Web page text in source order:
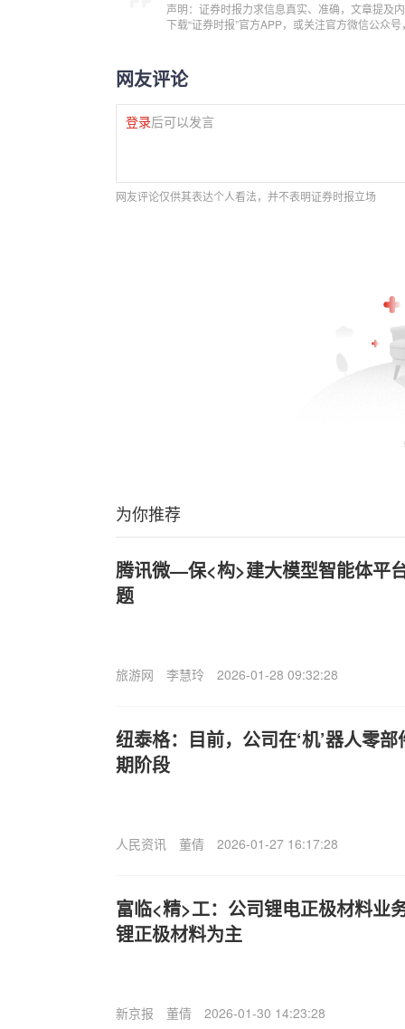
声明：证券时报力求信息真实、准确，文章提及
下载“证券时报”官方APP，或关注官方微信公众
网友评论
登录后可以发言
网友评论仅供其表达个人看法，并不表明证券时报立场
为你推荐
腾讯微—保<构>建大模型智能体平
题
旅游网 李慧玲 2026-01-28 09:32:28
纽泰格：目前，公司在‘机’器人零
期阶段
人民资讯 董倩 2026-01-27 16:17:28
富临<精>工：公司锂电正极材料业
锂正极材料为主
新京报 董倩 2026-01-30 14:23:28